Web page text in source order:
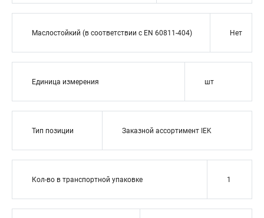
Маслостойкий (в соответствии с EN 60811-404) Нет
Единица измерения шт
Тип позиции Заказной ассортимент IEK
Кол-во в транспортной упаковке 1